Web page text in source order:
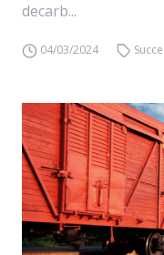
decarb...
04/03/2024